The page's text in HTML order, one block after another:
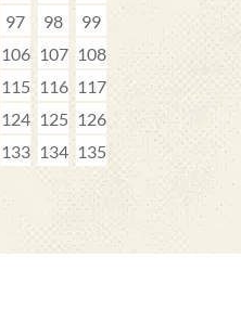
97 98
99
106 107 108
115 116 117
124 125 126
133 134 135